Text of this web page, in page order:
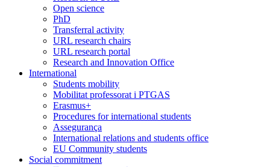
Open science
PhD
Transferral activity
URL research chairs
URL research portal
Research and Innovation Office
International
Students mobility
Mobilitat professorat i PTGAS
Erasmus+
Procedures for international students
Assegurança
International relations and students office
EU Community students
Social commitment